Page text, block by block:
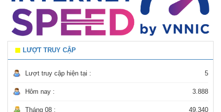
LƯỢT TRUY CẬP
Lượt truy cập hiện tại : 5
Hôm nay : 3.888
Tháng 08 : 49.340